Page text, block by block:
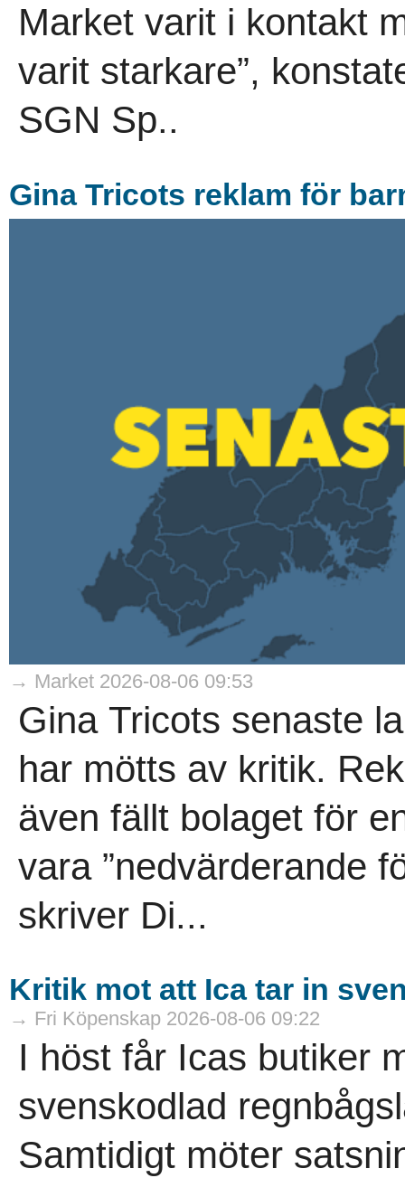
Market varit i kontakt
varit starkare”,
SGN Sp..
Gina Tricots reklam för
→ Market 2026-08-06 09:53
Gina Tricots senaste
har mötts av kritik.
även fällt bolaget för
vara ”nedvärderande
skriver Di...
Kritik mot att Ica tar in
→ Fri Köpenskap 2026-08-06 09:22
I höst får Icas butiker
svenskodlad
Samtidigt möter